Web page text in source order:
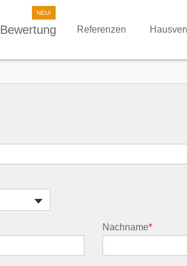
Bewertung Referenzen
Nachname*